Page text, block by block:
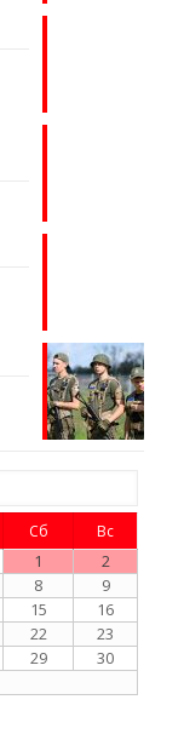
Сб Вс
1
2
8
9
15
16
22
23
29
30